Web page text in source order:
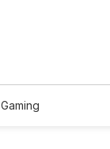
Gaming